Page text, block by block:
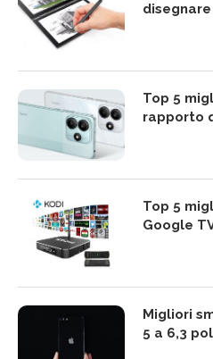
Top 5
rapporto
Top 5
Google
Migliori
5 a 6,3